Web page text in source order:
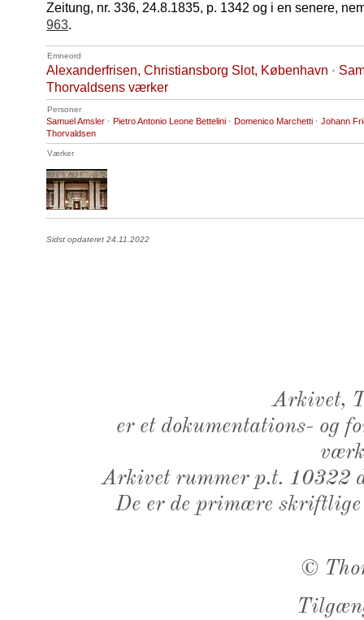
Zeitung, nr. 336, 24.8.1835, p. 1342 og i en senere,
963.
Emneord
Alexanderfrisen, Christiansborg Slot, København ·
Thorvaldsens værker
Personer
Samuel Amsler · Pietro Antonio Leone Bettelini · Domenico Marchetti · Johann
Thorvaldsen
Værker
Sidst opdateret 24.11.2022
Arkivet,
er et dokumentations- og
Arkivet rummer p.t. 10322
De er de primære
©